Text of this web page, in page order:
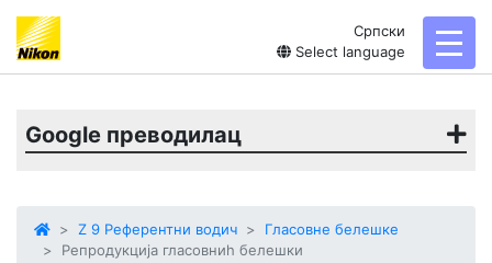
Српски
Select language
Google преводилац
Z 9 Референтни водич
Гласовне белешке
Репродукција гласовниһ белешки